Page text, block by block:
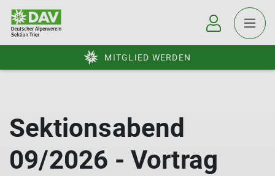
MITGLIED WERDEN
Sektionsabend
09/2026 - Vortrag